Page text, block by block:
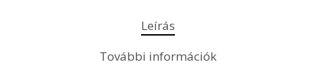
Leírás
További információk